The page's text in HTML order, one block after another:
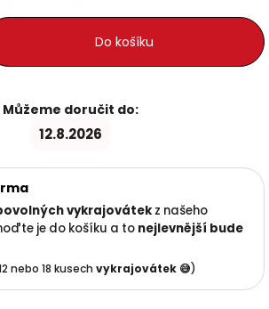
Do košíku
Můžeme doručit do:
12.8.2026
vykrajovátek z našeho
je do košíku a to nejlevnější bude
nebo 18 kusech vykrajovátek 😅)